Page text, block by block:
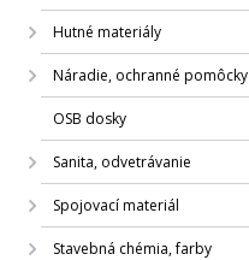
Hutné materiály
Náradie, ochranné pomôcky
OSB dosky
Sanita, odvetrávanie
Spojovací materiál
Stavebná chémia, farby